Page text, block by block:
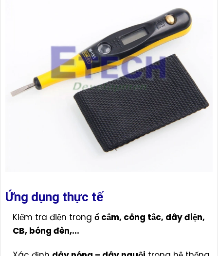
Ứng dụng thực tế
Kiểm tra điện trong ổ cắm, công tắc, dây điện,
CB, bóng đèn,...